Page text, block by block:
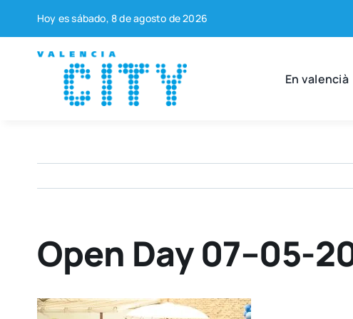
contenido
Hoy es sába­do, 8 de agos­to de 2026
En valen­cià
Open Day 07–05-